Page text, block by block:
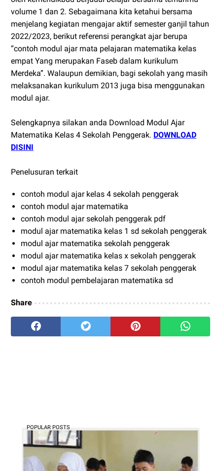
volume 1 dan 2. Sebagaimana kita ketahui bersama
menjelang kegiatan mengajar aktif semester ganjil tahun
2022/2023, berikut referensi perangkat ajar berupa
“contoh modul ajar mata pelajaran matematika kelas
empat Yang merupakan Faseb dalam kurikulum
Merdeka”. Walaupun demikian, bagi sekolah yang masih
melaksanakan kurikulum 2013 juga bisa menggunakan
modul ajar.
Selengkapnya silakan anda Download Modul Ajar
Matematika Kelas 4 Sekolah Penggerak. DOWNLOAD
DISINI
Penelusuran terkait
contoh modul ajar kelas 4 sekolah penggerak
contoh modul ajar matematika
contoh modul ajar sekolah penggerak pdf
modul ajar matematika kelas 1 sd sekolah penggerak
modul ajar matematika sekolah penggerak
modul ajar matematika kelas x sekolah penggerak
modul ajar matematika kelas 7 sekolah penggerak
contoh modul pembelajaran matematika sd
Share
POPULAR POSTS